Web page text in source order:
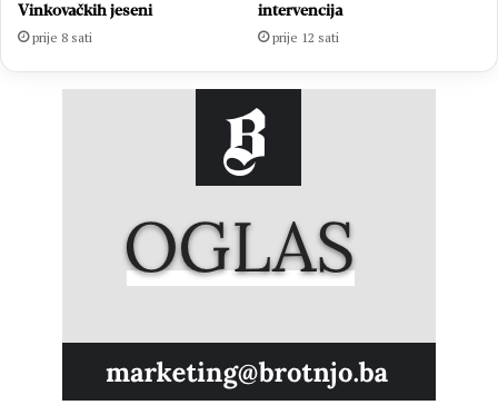
Vinkovačkih jeseni
prije 8 sati
intervencija
prije 12 sati